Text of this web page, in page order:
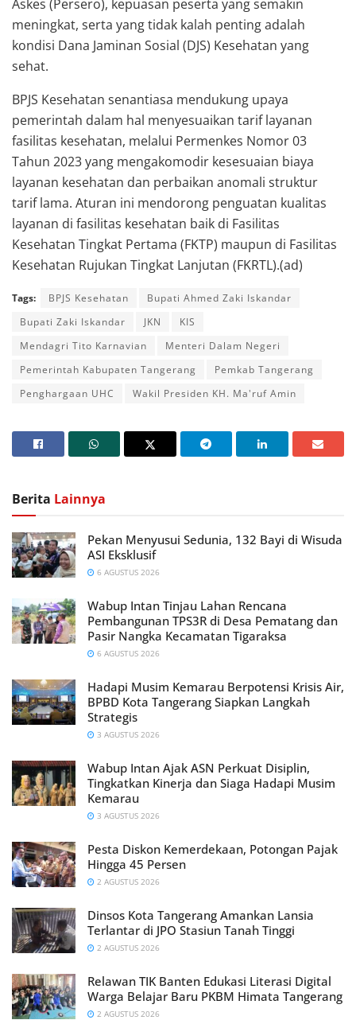
Askes (Persero), kepuasan peserta yang semakin
meningkat, serta yang tidak kalah penting adalah
kondisi Dana Jaminan Sosial (DJS) Kesehatan yang
sehat.
BPJS Kesehatan senantiasa mendukung upaya
pemerintah dalam hal menyesuaikan tarif layanan
fasilitas kesehatan, melalui Permenkes Nomor 03
Tahun 2023 yang mengakomodir kesesuaian biaya
layanan kesehatan dan perbaikan anomali struktur
tarif lama. Aturan ini mendorong penguatan kualitas
layanan di fasilitas kesehatan baik di Fasilitas
Kesehatan Tingkat Pertama (FKTP) maupun di Fasilitas
Kesehatan Rujukan Tingkat Lanjutan (FKRTL).(ad)
Tags: BPJS Kesehatan
Bupati Ahmed Zaki Iskandar
Bupati Zaki Iskandar
JKN
KIS
Mendagri Tito Karnavian
Menteri Dalam Negeri
Pemerintah Kabupaten Tangerang
Pemkab Tangerang
Penghargaan UHC
Wakil Presiden KH. Ma'ruf Amin
Berita Lainnya
Pekan Menyusui Sedunia, 132 Bayi di Wisuda
ASI Eksklusif
6 AGUSTUS 2026
Wabup Intan Tinjau Lahan Rencana
Pembangunan TPS3R di Desa Pematang dan
Pasir Nangka Kecamatan Tigaraksa
6 AGUSTUS 2026
Hadapi Musim Kemarau Berpotensi Krisis Air,
BPBD Kota Tangerang Siapkan Langkah
Strategis
3 AGUSTUS 2026
Wabup Intan Ajak ASN Perkuat Disiplin,
Tingkatkan Kinerja dan Siaga Hadapi Musim
Kemarau
3 AGUSTUS 2026
Pesta Diskon Kemerdekaan, Potongan Pajak
Hingga 45 Persen
2 AGUSTUS 2026
Dinsos Kota Tangerang Amankan Lansia
Terlantar di JPO Stasiun Tanah Tinggi
2 AGUSTUS 2026
Relawan TIK Banten Edukasi Literasi Digital
Warga Belajar Baru PKBM Himata Tangerang
2 AGUSTUS 2026